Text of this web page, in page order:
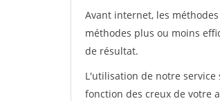
Avant internet, les
méthodes plus ou moins
de résultat.
L'utilisation de notre service
fonction des creux de votre